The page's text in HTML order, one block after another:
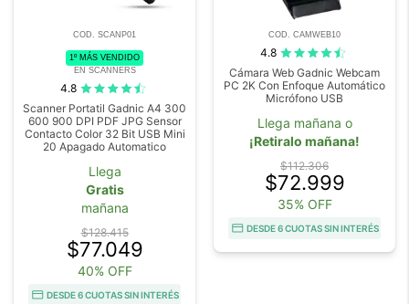
COD. SCANP01
1º MÁS VENDIDO
EN SCANNERS
4.8
Scanner Portatil Gadnic A4 300
600 900 DPI PDF JPG Sensor
Contacto Color 32 Bit USB Mini
20 Apagado Automatico
Llega
Gratis
mañana
$128.415
$77.049
40% OFF
DESDE 6 CUOTAS SIN INTERÉS
COD. CAMWEB10
4.8
Cámara Web Gadnic Webcam
PC 2K Con Enfoque Automático
Micrófono USB
Llega mañana o
¡Retiralo mañana!
$112.306
$72.999
35% OFF
DESDE 6 CUOTAS SIN INTERÉS